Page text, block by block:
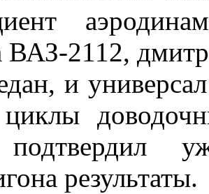
ВАЗ-2112,
и
результаты.